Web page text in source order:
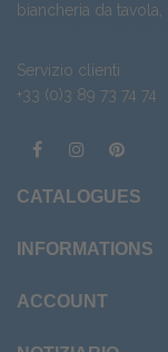
biancheria da tavola
Servizio clienti
+33 (0)3 89 73 74 74
CATALOGUES
INFORMATIONS
ACCOUNT